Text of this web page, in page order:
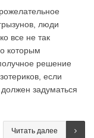
люди
все не так
которым
решение
если
задуматься
Читать далее